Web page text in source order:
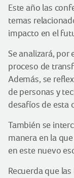
Este año las
temas
impacto en el
Se analizará, por
proceso de
Además, se
de personas y
desafíos de esta
También se
manera en la
en este nuevo
Recuerda que